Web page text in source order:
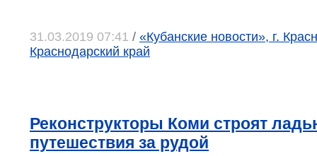
31.03.2019 07:41 / «Кубанские новости», г.
Краснодарский край
Реконструкторы Коми строят
путешествия за рудой